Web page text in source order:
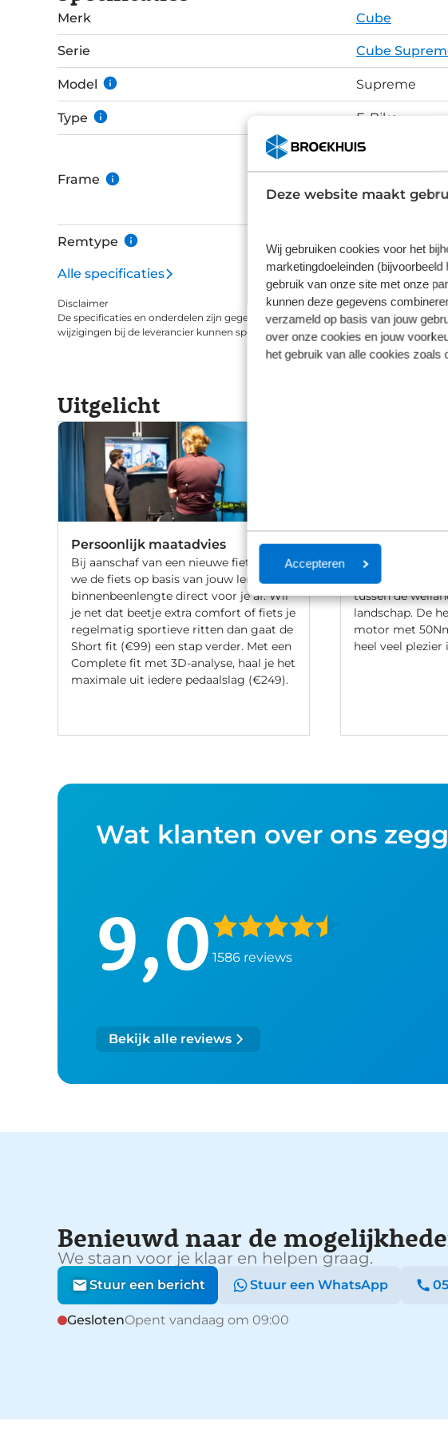
Deze website maakt
Wij gebruiken cookies voor het
marketingdoeleinden
gebruik van onze site met onze
kunnen deze gegevens
verzameld op basis van jouw
over onze cookies en jouw
het gebruik van alle cookies zoals
Accepteren
gewoon kan natuurlijk - dan zul je snel merken dat de
overbodige luxe is. Deze One 400 uitvoering wordt ondersteund door een krachtige Bosch
Active Line Plus motor met 50Nm koppel. Het systeem
Purion 2-in-1 display en controller. Met een interne Shimano
en oersterke KMC Z610 ketting heb je alles wat nodig is voor
Merk Cube
Serie Cube
Model Supreme
Type E-Bike
Frame
Aluminium
Geometry,
Comfort And
Remtype Schijfremmen
Alle specificaties
Disclaimer
De specificaties en onderdelen zijn gegeven op basis van aanlevering van de
wijzigingen bij de leverancier kunnen specificaties afwijken.
Uitgelicht
Persoonlijk maatadvies
Bij aanschaf van een nieuwe fiets stellen
we de fiets op basis van jouw lengte en
binnenbeenlengte direct voor je af. Wil
je net dat beetje extra comfort of fiets je
regelmatig sportieve ritten dan gaat de
Short fit (€99) een stap verder. Met een
Complete fit met 3D-analyse, haal je het
maximale uit iedere pedaalslag (€249).
Bosch Active
De Active Line
voor elke weg,
tussen de
landschap. De
motor met
heel veel plezier
Wat klanten over ons
9,0 1586 reviews
Bekijk alle reviews
Benieuwd naar de
We staan voor je klaar en helpen graag.
Stuur een bericht Stuur een WhatsApp
GeslotenOpent vandaag om 09:00